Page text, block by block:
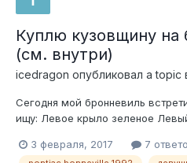
Куплю кузовщину на
(см. внутри)
icedragon опубликовал a topic
Сегодня мой бронневиль
ищу: Левое крыло зеленое
внутренняя не нужна)
3 февраля, 2017 7